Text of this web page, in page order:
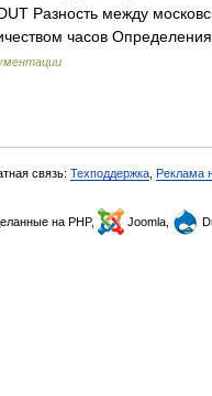
Разность между
часов
связь: Техподдержка Реклама
на PHP, Joomla,